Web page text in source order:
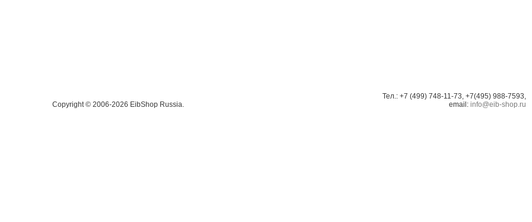
Copyright © 2006-2026 EibShop Russia.
Тел.: +7 (499) 748-11-73, +7(495) 988-7593,
email: info@eib-shop.ru